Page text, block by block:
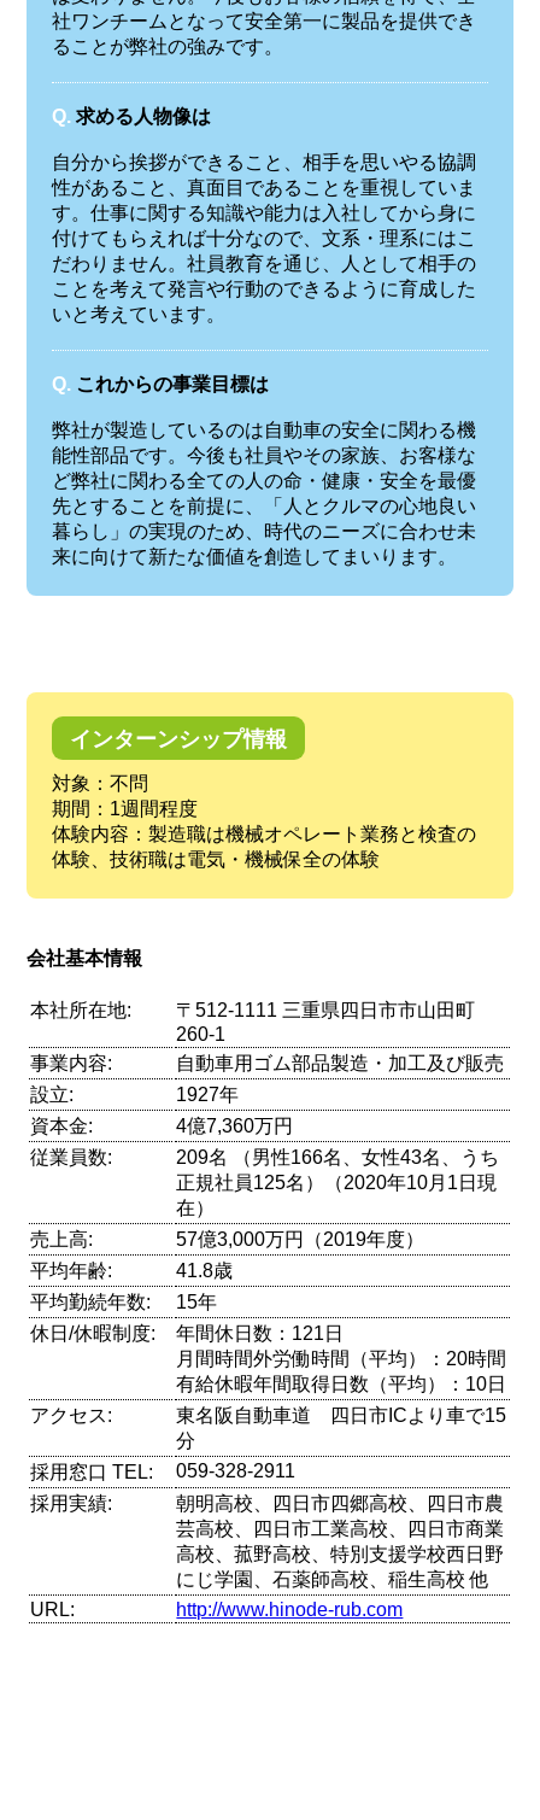
社ワンチームとなって安全第一に製品を提供でき
ることが弊社の強みです。
Q. 求める人物像は
自分から挨拶ができること、相手を思いやる協調
性があること、真面目であることを重視していま
す。仕事に関する知識や能力は入社してから身に
付けてもらえれば十分なので、文系・理系にはこ
だわりません。社員教育を通じ、人として相手の
ことを考えて発言や行動のできるように育成した
いと考えています。
Q. これからの事業目標は
弊社が製造しているのは自動車の安全に関わる機
能性部品です。今後も社員やその家族、お客様な
ど弊社に関わる全ての人の命・健康・安全を最優
先とすることを前提に、「人とクルマの心地良い
暮らし」の実現のため、時代のニーズに合わせ未
来に向けて新たな価値を創造してまいります。
インターンシップ情報
対象：不問
期間：1週間程度
体験内容：製造職は機械オペレート業務と検査の
体験、技術職は電気・機械保全の体験
会社基本情報
本社所在地:
〒512-1111 三重県四日市市山田町
260-1
事業内容:
自動車用ゴム部品製造・加工及び販売
設立:
1927年
資本金:
4億7,360万円
従業員数:
209名 （男性166名、女性43名、うち
正規社員125名）（2020年10月1日現
在）
売上高:
57億3,000万円（2019年度）
平均年齢:
41.8歳
平均勤続年数:
15年
休日/休暇制度:
年間休日数：121日
月間時間外労働時間（平均）：20時間
有給休暇年間取得日数（平均）：10日
アクセス:
東名阪自動車道 四日市ICより車で15
分
採用窓口 TEL:
059-328-2911
採用実績:
朝明高校、四日市四郷高校、四日市農
芸高校、四日市工業高校、四日市商業
高校、菰野高校、特別支援学校西日野
にじ学園、石薬師高校、稲生高校 他
URL:
http://www.hinode-rub.com